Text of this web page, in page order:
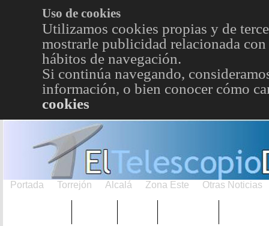
Uso de cookies
Utilizamos cookies propias y de
mostrarle publicidad relacionada
hábitos de navegación.
Si continúa navegando,
información, o bien conocer cómo
cookies
Portada Torrejón Alcalá Zona Este Otras Noticias